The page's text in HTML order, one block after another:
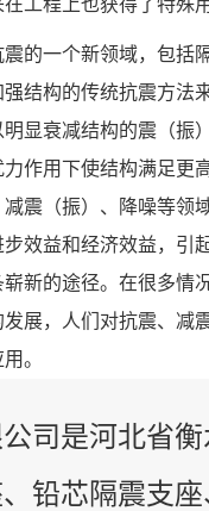
的一个新领域，包括
结构的传统抗震方法
显衰减结构的震（振
作用下使结构满足更
震（振）、降噪等领
效益和经济效益，引
新的途径。在很多情
展，人们对抗震、减
。
司是河北省
铅芯隔震支